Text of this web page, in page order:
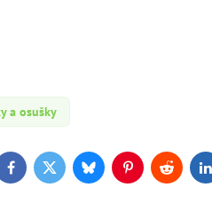
a osušky
FacebookTwitterBlueskyPinterestReddit